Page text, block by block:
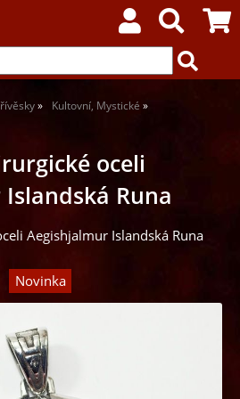
Kultovní, Mystické
oceli
Runa
Aegishjalmur Islandská Runa